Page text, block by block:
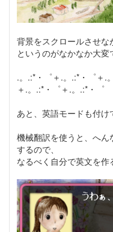
背景をスクロールさせな
というのがなかなか大
.。.:*・゜＋.。.:*・゜＋.
＋.。.:*・゜＋.。.:*・゜
あと、英語モードも付け
機械翻訳を使うと、へん
するので、
なるべく自分で英文を